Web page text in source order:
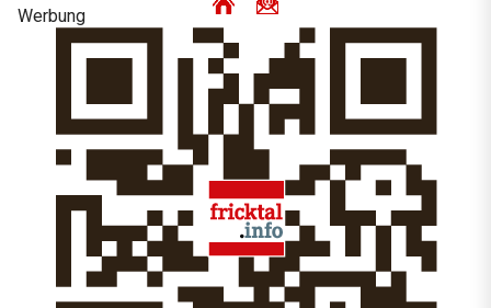
Werbung